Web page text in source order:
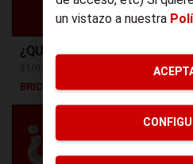
¿QUÉ TIPOS DE CASQUILLO
BRICONSEJOS
un vistazo a nuestra